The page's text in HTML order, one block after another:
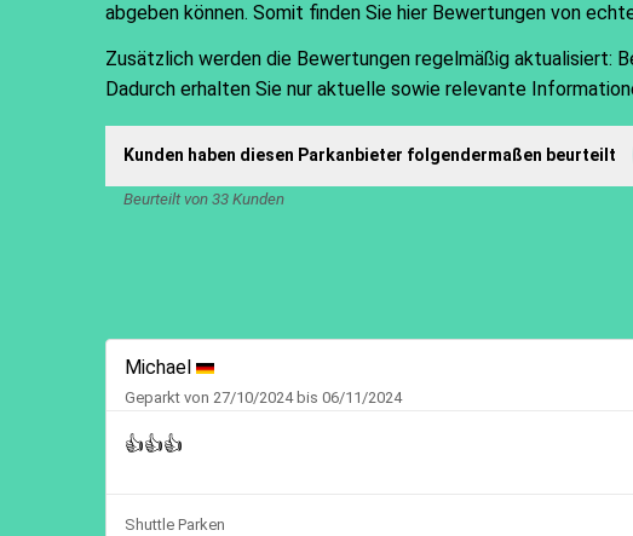
abgeben können. Somit finden Sie hier Bewertungen von
Zusätzlich werden die Bewertungen regelmäßig aktualisiert:
Dadurch erhalten Sie nur aktuelle sowie relevante
Kunden haben diesen Parkanbieter folgendermaßen beurteilt
Beurteilt von 33 Kunden
Michael
Geparkt von 27/10/2024 bis 06/11/2024
👍👍👍
Shuttle Parken